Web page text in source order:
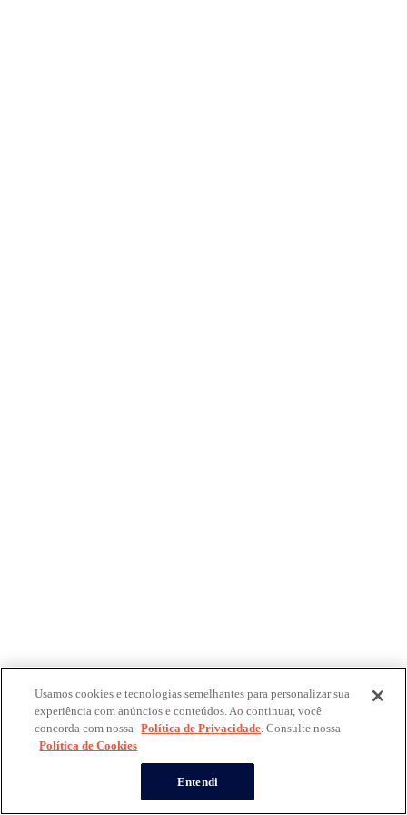
Usamos cookies e tecnologias semelhantes para personalizar sua
experiência com anúncios e conteúdos. Ao continuar, você
concorda com nossa Política de Privacidade. Consulte nossa
Política de Cookies
Entendi